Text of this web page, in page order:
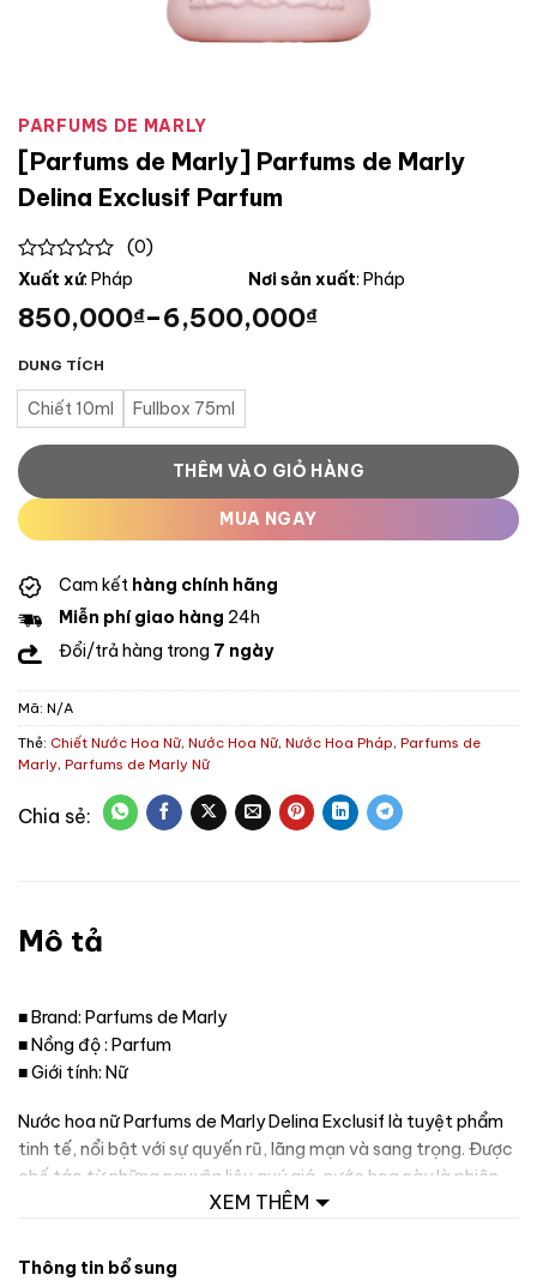
PARFUMS DE MARLY
[Parfums de Marly] Parfums de Marly
Delina Exclusif Parfum
0
of
5
(0)
Xuất xứ: Pháp Nơi sản xuất: Pháp
850,000₫–6,500,000₫
DUNG TÍCH
Chiết 10ml Fullbox 75ml
THÊM VÀO GIỎ HÀNG
MUA NGAY
Cam kết hàng chính hãng
Miễn phí giao hàng 24h
Đổi/trả hàng trong 7 ngày
Mã: N/A
Thẻ: Chiết Nước Hoa Nữ, Nước Hoa Nữ, Nước Hoa Pháp, Parfums de
Marly, Parfums de Marly Nữ
Mô tả
■ Brand: Parfums de Marly
■ Nồng độ : Parfum
■ Giới tính: Nữ
Nước hoa nữ Parfums de Marly Delina Exclusif là tuyệt phẩm
tinh tế, nổi bật với sự quyến rũ, lãng mạn và sang trọng. Được
chế tác từ những nguyên liệu quý giá, nước hoa này là phiên
bản cao cấp của dòng Delina, mang đậm tính cách gợi cảm,
kém phần cá tính. Delina Exclusif tựa như một bức tranh đầy
XEM THÊM
Thông tin bổ sung